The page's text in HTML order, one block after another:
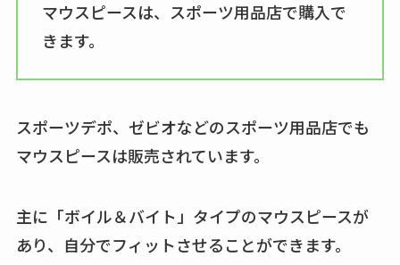
マウスピースは、スポーツ用品店で購入で
きます。
スポーツデポ、ゼビオなどのスポーツ用品店でも
マウスピースは販売されています。
主に「ボイル＆バイト」タイプのマウスピースが
あり、自分でフィットさせることができます。